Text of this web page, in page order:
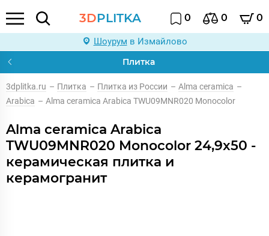
3DPLITKA 0 0 0
Шоурум в Измайлово
Плитка
3dplitka.ru – Плитка – Плитка из России – Alma ceramica –
Arabica – Alma ceramica Arabica TWU09MNR020 Monocolor
Alma ceramica Arabica
TWU09MNR020 Monocolor 24,9x50 -
керамическая плитка и
керамогранит